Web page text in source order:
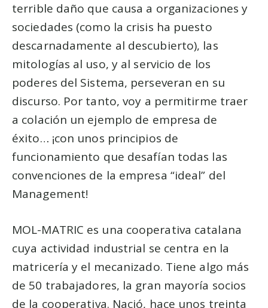
terrible daño que causa a organizaciones y
sociedades (como la crisis ha puesto
descarnadamente al descubierto), las
mitologías al uso, y al servicio de los
poderes del Sistema, perseveran en su
discurso. Por tanto, voy a permitirme traer
a colación un ejemplo de empresa de
éxito… ¡con unos principios de
funcionamiento que desafían todas las
convenciones de la empresa “ideal” del
Management!
MOL-MATRIC es una cooperativa catalana
cuya actividad industrial se centra en la
matricería y el mecanizado. Tiene algo más
de 50 trabajadores, la gran mayoría socios
de la cooperativa. Nació, hace unos treinta